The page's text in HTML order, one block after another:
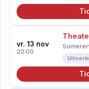
vr. 13 nov
20:00
Someren